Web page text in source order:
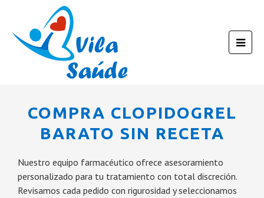
COMPRA CLOPIDOGREL
BARATO SIN RECETA
Nuestro equipo farmacéutico ofrece asesoramiento
personalizado para tu tratamiento con total discreción.
Revisamos cada pedido con rigurosidad y seleccionamos